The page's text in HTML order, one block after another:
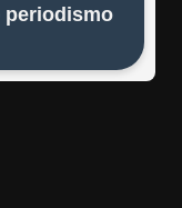
periodismo